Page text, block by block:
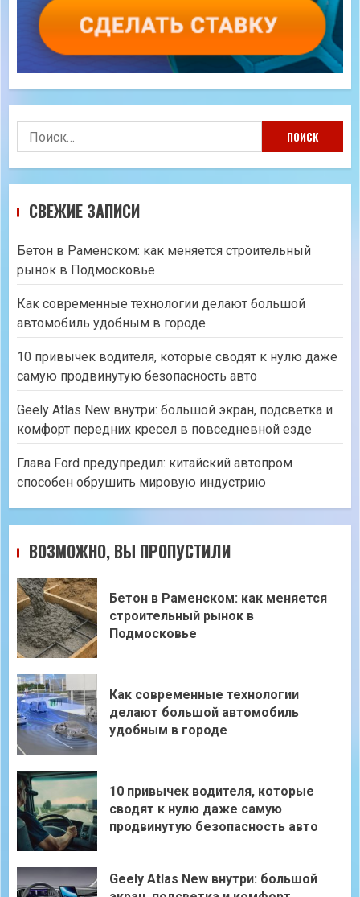
Найти:
СВЕЖИЕ ЗАПИСИ
Бетон в Раменском: как меняется строительный
рынок в Подмосковье
Как современные технологии делают большой
автомобиль удобным в городе
10 привычек водителя, которые сводят к нулю даже
самую продвинутую безопасность авто
Geely Atlas New внутри: большой экран, подсветка и
комфорт передних кресел в повседневной езде
Глава Ford предупредил: китайский автопром
способен обрушить мировую индустрию
ВОЗМОЖНО, ВЫ ПРОПУСТИЛИ
Бетон в Раменском: как меняется
строительный рынок в
Подмосковье
Как современные технологии
делают большой автомобиль
удобным в городе
10 привычек водителя, которые
сводят к нулю даже самую
продвинутую безопасность авто
Geely Atlas New внутри: большой